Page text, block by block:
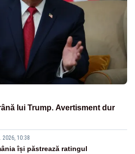
lui Trump. Avertisment dur
2026, 10:38
își păstrează ratingul